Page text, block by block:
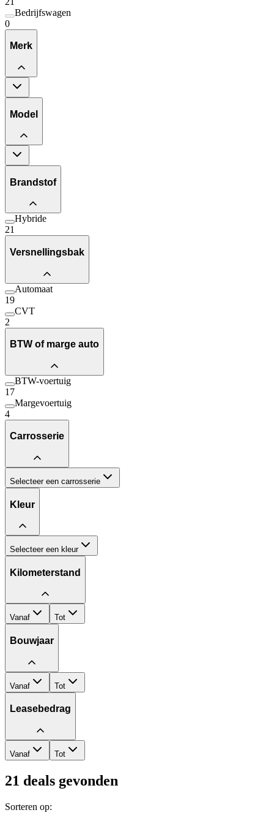
Bedrijfswagen
0
Merk
Model
Brandstof
Hybride
21
Versnellingsbak
Automaat
19
CVT
2
BTW of marge auto
BTW-voertuig
17
Margevoertuig
4
Carrosserie
Selecteer een carrosserie
Kleur
Selecteer een kleur
Kilometerstand
Vanaf Tot
Bouwjaar
Vanaf Tot
Leasebedrag
Vanaf Tot
21 deals gevonden
Sorteren op: